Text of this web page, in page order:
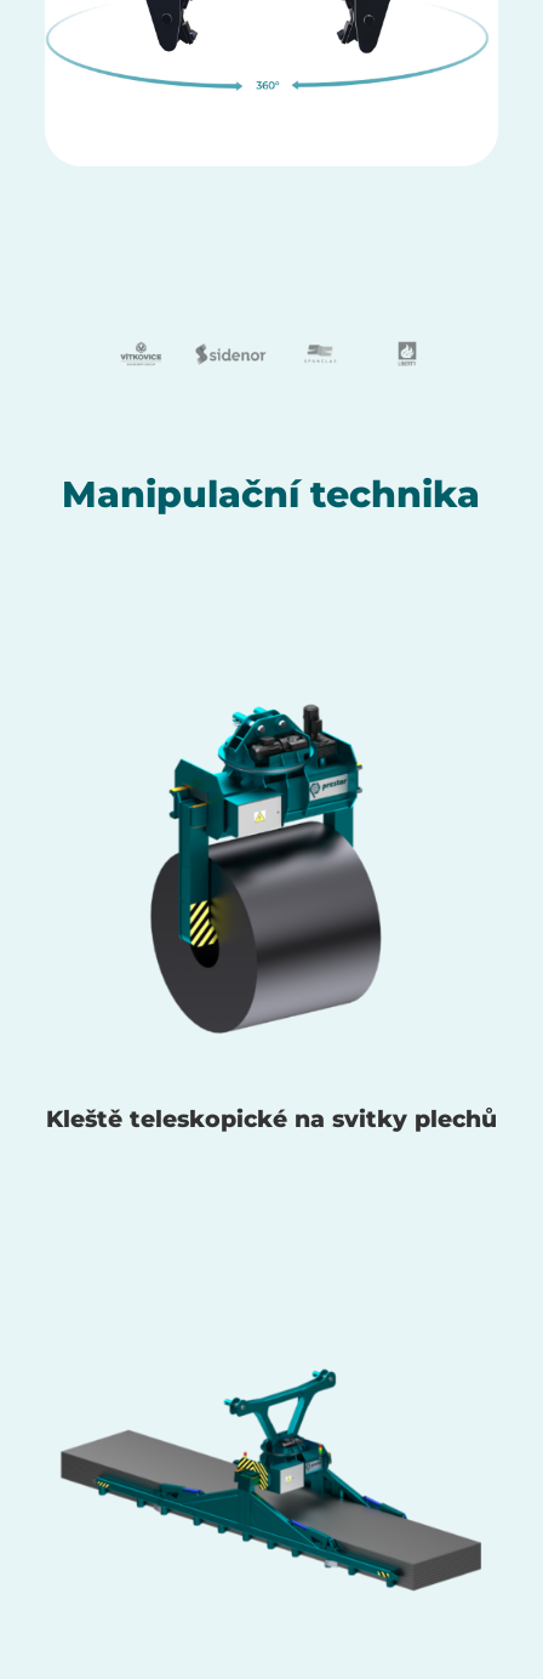
Manipulační technika
Kleště teleskopické na svitky plechů